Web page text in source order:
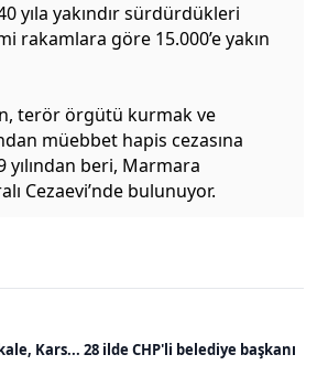
yıla yakındır sürdürdükleri
rakamlara göre 15.000’e yakın
terör örgütü kurmak ve
müebbet hapis cezasına
yılından beri, Marmara
Cezaevi’nde bulunuyor.
Kars... 28 ilde CHP'li belediye başkanı